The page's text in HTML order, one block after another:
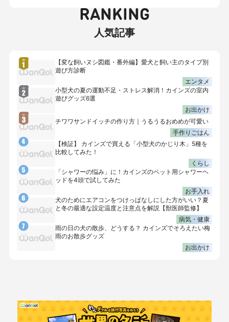
RANKING
人気記事
【変な飼いヌシ図鑑・番外編】愛犬と飼い主のタイプ別
遊び方診断
エンタメ
小型犬の夏の運動不足・ストレス解消！カインズの室内
遊びグッズ6選
お出かけ
チワワサンドイッチの作り方｜うるうるおめめが可愛い
手作りごはん
【検証】 カインズで買える「小型犬のかじり木」5種を
比較してみた！
くらし
「シャワーの悩み」に！カインズのペット用シャワーヘ
ッドを4頭で試してみた
お手入れ
犬のためにエアコンをつけっぱなしにした方がいい？夏
と冬の最適な設定温度と注意点を解説【獣医師監修】
病気・健康
雨の日の犬の散歩、どうする？ カインズでそろえたい梅
雨のお散歩グッズ
お出かけ